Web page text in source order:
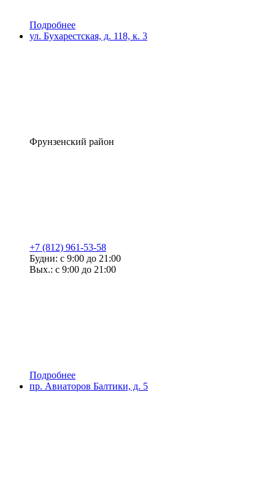
Подробнее
ул. Бухарестская, д. 118, к. 3
Фрунзенский район
+7 (812) 961-53-58
Будни: с 9:00 до 21:00
Вых.: с 9:00 до 21:00
Подробнее
пр. Авиаторов Балтики, д. 5